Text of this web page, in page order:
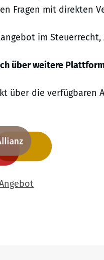
Fragen mit direkten
im
über weitere
über die